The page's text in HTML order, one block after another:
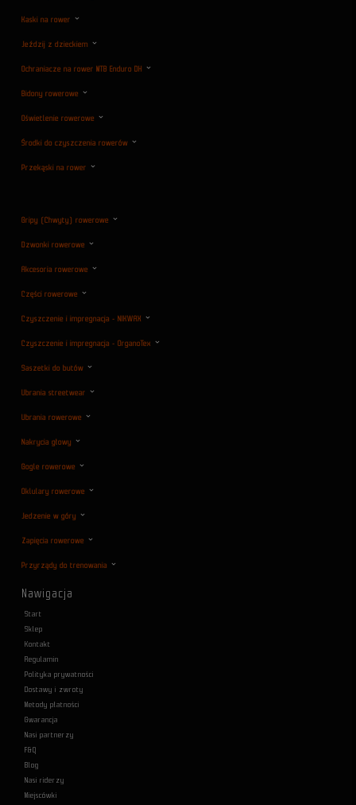
Kaski na rower
Jeździj z dzieckiem
Ochraniacze na rower MTB Enduro DH
Bidony rowerowe
Oświetlenie rowerowe
Środki do czyszczenia rowerów
Przekąski na rower
Gripy (Chwyty) rowerowe
Dzwonki rowerowe
Akcesoria rowerowe
Części rowerowe
Czyszczenie i impregnacja - NIKWAX
Czyszczenie i impregnacja - OrganoTex
Saszetki do butów
Ubrania streetwear
Ubrania rowerowe
Nakrycia głowy
Gogle rowerowe
Oklulary rowerowe
Jedzenie w góry
Zapięcia rowerowe
Przyrządy do trenowania
Nawigacja
Start
Sklep
Kontakt
Regulamin
Polityka prywatności
Dostawy i zwroty
Metody płatności
Gwarancja
Nasi partnerzy
F&Q
Blog
Nasi riderzy
Miejscówki